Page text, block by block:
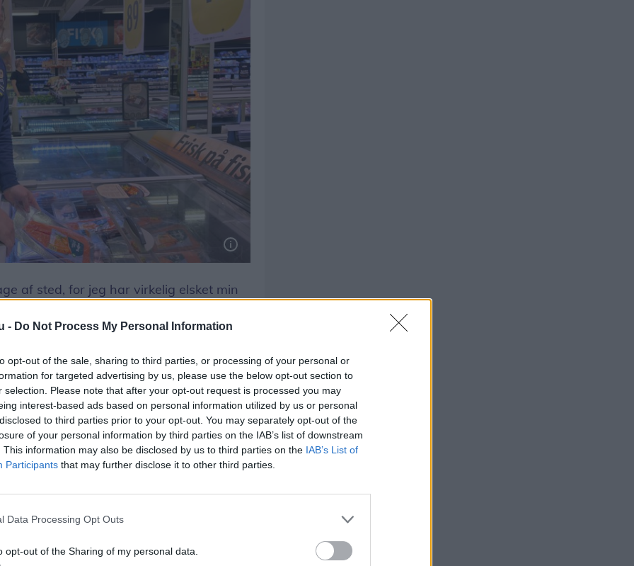
- Do Not Process My Personal Information
opt-out of the sale, sharing to third parties, or processing of your personal or
for targeted advertising by us, please use the below opt-out section to
selection. Please note that after your opt-out request is processed you may
interest-based ads based on personal information utilized by us or personal
to third parties prior to your opt-out. You may separately opt-out of the
of your personal information by third parties on the IAB’s list of downstream
This information may also be disclosed by us to third parties on the IAB’s List of
Participants that may further disclose it to other third parties.
Data Processing Opt Outs
opt-out of the Sharing of my personal data.
af sted, for jeg har virkelig elsket min
at der er gode muligheder for, at jeg
arbejdsplads, hvor alle omkring
Min familie bliver også fortsat
at det bliver et gensyn, når højsæsonen
fortæller han.
hos Føtex Hobro, har man været
bestemt også på et gensyn.
har vi altid tre ukrainere i praktik i
at de skal udføre nogle opgaver og
får noget sprogtræning. Derfor går de